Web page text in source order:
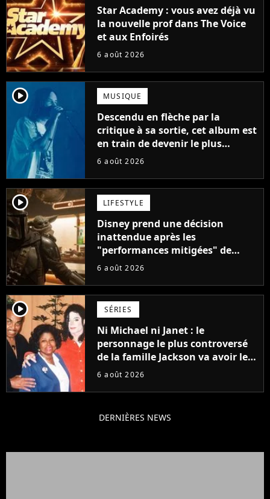
Star Academy : vous avez déjà vu
la nouvelle prof dans The Voice
et aux Enfoirés
6 août 2026
player2 MUSIQUE
Descendu en flèche par la
critique à sa sortie, cet album est
en train de devenir le plus
populaire de son auteur
6 août 2026
player2 LIFESTYLE
Disney prend une décision
inattendue après les
"performances mitigées" de
Vaiana et The Mandalorian &
6 août 2026
player2 SÉRIES
Ni Michael ni Janet : le
personnage le plus controversé
de la famille Jackson va avoir le
droit à sa propre série
6 août 2026
DERNIÈRES NEWS